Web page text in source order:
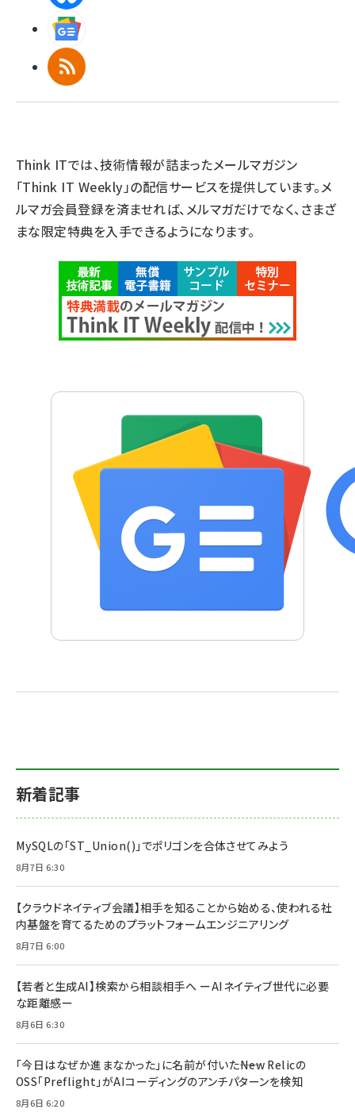
RSS
Think ITでは、技術情報が詰まったメールマガジン
「Think IT Weekly」の配信サービスを提供しています。メ
ルマガ会員登録を済ませれば、メルマガだけでなく、さまざ
まな限定特典を入手できるようになります。
新着記事
MySQLの「ST_Union()」でポリゴンを合体させてみよう
8月7日 6:30
【クラウドネイティブ会議】相手を知ることから始める、使われる社
内基盤を育てるためのプラットフォームエンジニアリング
8月7日 6:00
【若者と生成AI】検索から相談相手へ ーAIネイティブ世代に必要
な距離感ー
8月6日 6:30
「今日はなぜか進まなかった」に名前が付いた――New Relicの
OSS「Preflight」がAIコーディングのアンチパターンを検知
8月6日 6:20